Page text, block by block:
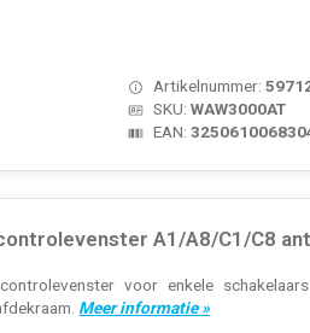
Artikelnummer:
SKU:WAW3000AT
EAN:
A1/A8/C1/C8
voor enkele
Meer informatie »